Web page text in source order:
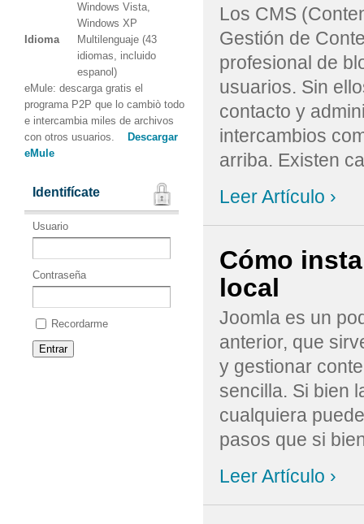
Windows Vista,
Windows XP
Idioma
Multilenguaje (43
idiomas, incluido
espanol)
eMule: descarga gratis el
programa P2P que lo cambiò todo
e intercambia miles de archivos
con otros usuarios.
Descargar
eMule
Identifícate
Usuario
Contraseña
Recordarme
Los CMS
Gestión de
profesional de
usuarios. Sin
contacto y
intercambios
arriba. Existen
Leer Artículo ›
Cómo
local
Joomla es un
anterior, que
y gestionar
sencilla. Si bien
cualquiera
pasos que si
Leer Artículo ›